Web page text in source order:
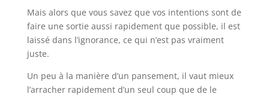
Mais alors que vous savez que vos intentions sont de
faire une sortie aussi rapidement que possible, il est
laissé dans l’ignorance, ce qui n’est pas vraiment
juste.
Un peu à la manière d’un pansement, il vaut mieux
l’arracher rapidement d’un seul coup que de le